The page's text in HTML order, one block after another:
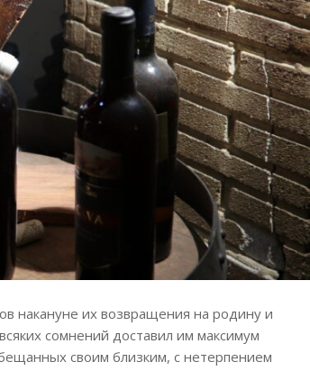
накануне их возвращения на родину и
сомнений доставил им максимум
своим близким, с нетерпением